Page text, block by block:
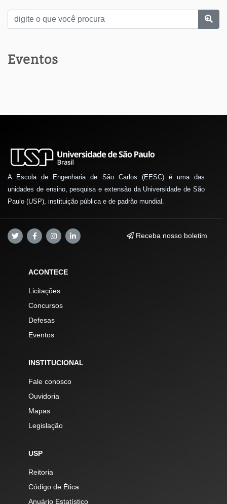
Eventos
A Escola de Engenharia de São Carlos (EESC) é uma das
unidades de ensino, pesquisa e extensão da Universidade de São
Paulo (USP), instituição pública e de padrão mundial.
Receba nosso boletim
ACONTECE
Licitações
Concursos
Defesas
Eventos
INSTITUCIONAL
Fale conosco
Ouvidoria
Mapas
Legislação
USP
Reitoria
Código de Ética
Anuário Estatístico